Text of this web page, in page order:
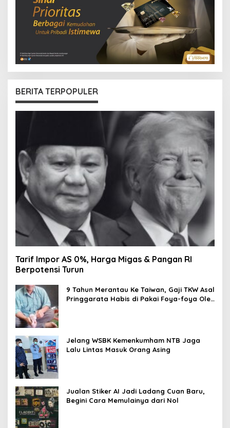
BERITA TERPOPULER
Tarif Impor AS 0%, Harga Migas & Pangan RI
Berpotensi Turun
9 Tahun Merantau Ke Taiwan, Gaji TKW Asal
Pringgarata Habis di Pakai Foya-foya Oleh
Jelang WSBK Kemenkumham NTB Jaga
Lalu Lintas Masuk Orang Asing
Jualan Stiker AI Jadi Ladang Cuan Baru,
Begini Cara Memulainya dari Nol